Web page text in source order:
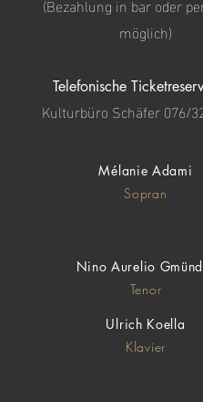
möglich)
Telefonische
Kulturbüro Schäfer 076/
Mélanie Adami
Sopran
Nino Aurelio
Tenor
Ulrich Koella
Klavier